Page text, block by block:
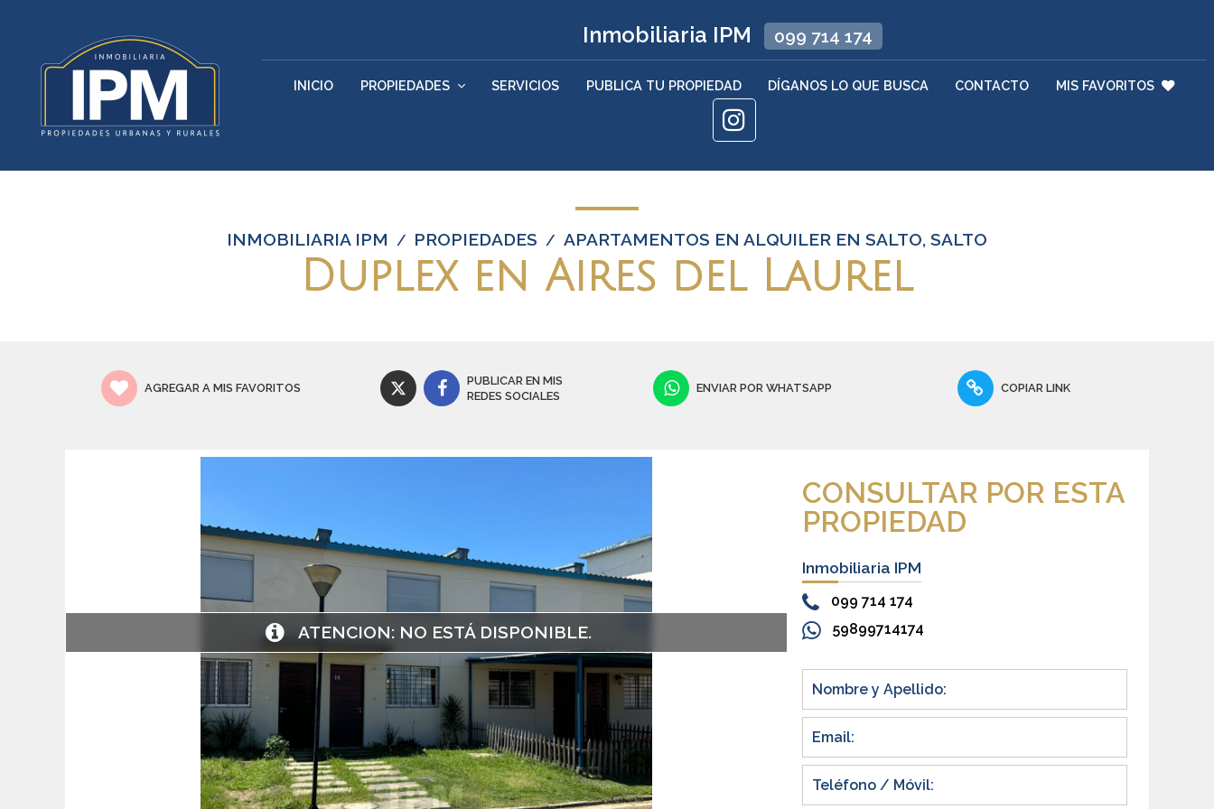
Inmobiliaria IPM 099 714 174
INICIO PROPIEDADES SERVICIOS PUBLICA TU PROPIEDAD DÍGANOS LO QUE BUSCA CONTACTO MIS FAVORITOS
INMOBILIARIA IPM / PROPIEDADES / APARTAMENTOS EN ALQUILER EN SALTO, SALTO
Duplex en Aires del Laurel
AGREGAR A MIS FAVORITOS
PUBLICAR EN MIS
REDES SOCIALES
ENVIAR POR WHATSAPP COPIAR LINK
ATENCION:NO ESTÁ DISPONIBLE.
CONSULTAR POR ESTA
PROPIEDAD
Inmobiliaria IPM
099 714 174
59899714174